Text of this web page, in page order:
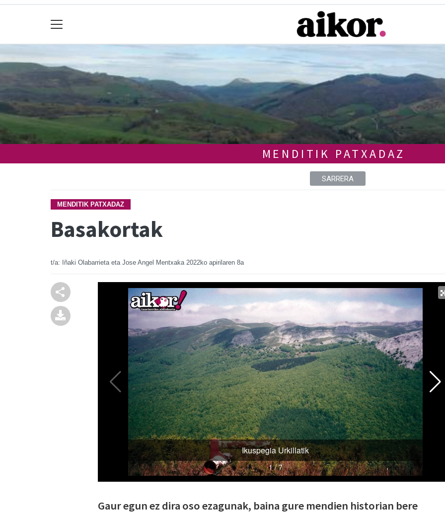
MENDITIK PATXADAZ
SARRERA
MENDITIK PATXADAZ
Basakortak
t/a: Iñaki Olabarrieta eta Jose Angel Mentxaka 2022ko apirilaren 8a
Gaur egun ez dira oso ezagunak, baina gure mendien historian bere